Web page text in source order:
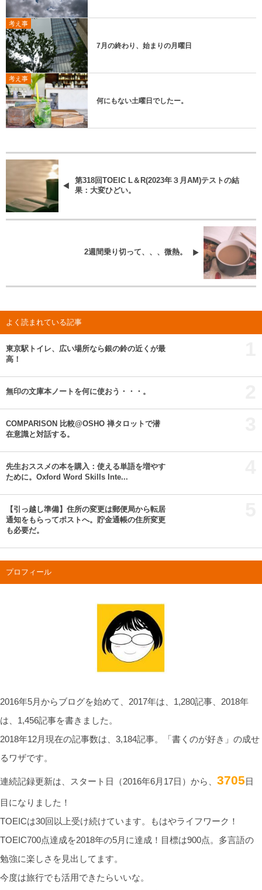
考え事
7月の終わり、始まりの月曜日
考え事
何にもない土曜日でしたー。
第318回TOEIC L＆R(2023年３月AM)テストの結
果：大変ひどい。
2週間乗り切って、、、微熱。
よく読まれている記事
東京駅トイレ、広い場所なら銀の鈴の近くが最
高！
無印の文庫本ノートを何に使おう・・・。
COMPARISON 比較@OSHO 禅タロットで潜
在意識と対話する。
先生おススメの本を購入：使える単語を増やす
ために。Oxford Word Skills Inte...
【引っ越し準備】住所の変更は郵便局から転居
通知をもらってポストへ。貯金通帳の住所変更
も必要だ。
プロフィール
2016年5月からブログを始めて、2017年は、1,280記事、2018年
は、1,456記事を書きました。
2018年12月現在の記事数は、3,184記事。「書くのが好き」の成せ
るワザです。
連続記録更新は、スタート日（2016年6月17日）から、 3705日
目になりました！
TOEICは30回以上受け続けています。もはやライフワーク！
TOEIC700点達成を2018年の5月に達成！目標は900点。多言語の
勉強に楽しさを見出してます。
今度は旅行でも活用できたらいいな。